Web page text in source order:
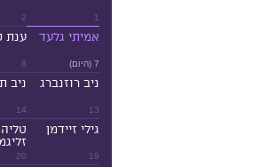
1
2
7 (היום)
אמיתי גלעד
8
ענת
13
ניב רוזנברג
14
ניב
19
גילי זיידמן
20
טליה